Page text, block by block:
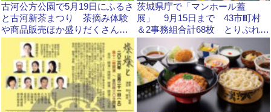
古河公方公園で5月19日にふるさ
と古河新茶まつり 茶摘み体験
や商品販売ほか盛りだくさんで
す！ 茨城県古河市
茨城県庁で「マンホール蓋
展」 9月15日まで 43市町村
＆2事務組合計68枚 とりぷれエ
リアのふた紹介します